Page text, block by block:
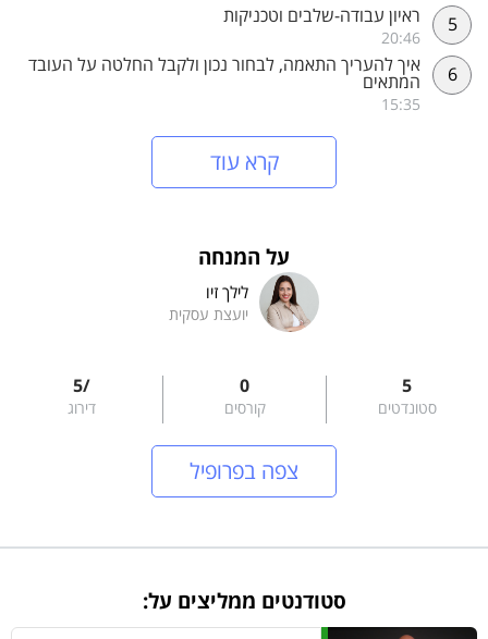
5 ראיון עבודה-שלבים וטכניקות
20:46
6 איך להעריך התאמה, לבחור נכון ולקבל החלטה על העובד
המתאים
15:35
קרא עוד
על המנחה
לילך זיו
יועצת עסקית
5
סטונדטים
0
קורסים
/5
דירוג
צפה בפרופיל
סטודנטים ממליצים על: